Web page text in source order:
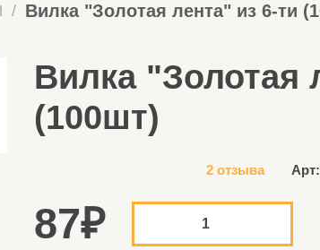
Вилка "Золотая лента" из 6-ти
Вилка "Золотая
(100шт)
2 отзыва
87₽